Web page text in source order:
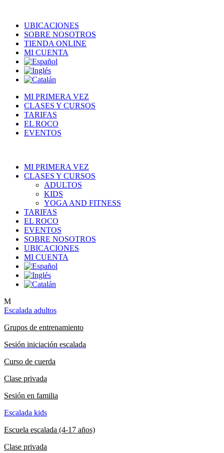
UBICACIONES
SOBRE NOSOTROS
TIENDA ONLINE
MI CUENTA
MI PRIMERA VEZ
CLASES Y CURSOS
TARIFAS
EL ROCO
EVENTOS
MI PRIMERA VEZ
CLASES Y CURSOS
ADULTOS
KIDS
YOGA AND FITNESS
TARIFAS
EL ROCO
EVENTOS
SOBRE NOSOTROS
UBICACIONES
MI CUENTA
M
Escalada adultos
Grupos de entrenamiento
Sesión iniciación escalada
Curso de cuerda
Clase privada
Sesión en familia
Escalada kids
Escuela escalada (4-17 años)
Clase privada